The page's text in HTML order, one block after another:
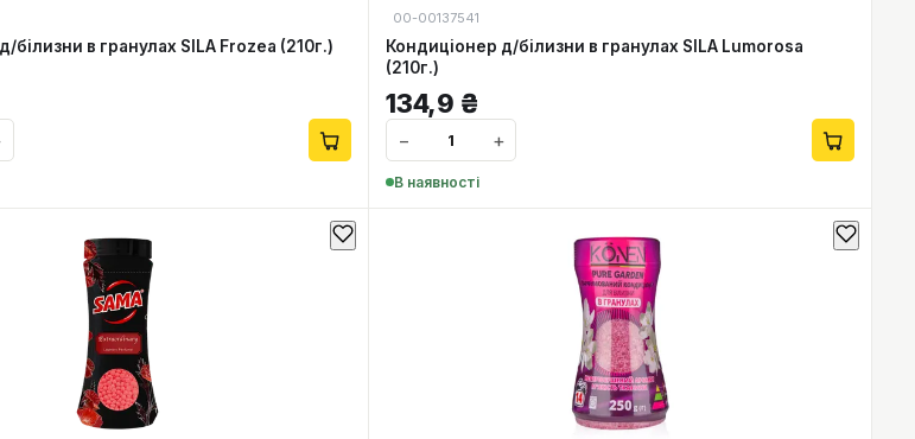
білизни в гранулах SILA Frozea (210г.)
00-00137541
Кондиціонер д/білизни в гранулах SILA Lumorosa
(210г.)
134,9 ₴
− +
В наявності